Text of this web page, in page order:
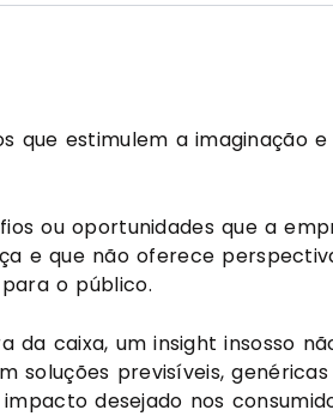
inspiração e criatividade. É
se difícil de ser trabalhado
que estimulem a imaginação e
ou oportunidades que a
e que não oferece
o público.
da caixa, um insight insosso
soluções previsíveis, genéricas
desejado nos